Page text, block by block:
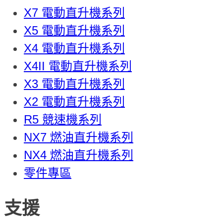
X7 電動直升機系列
X5 電動直升機系列
X4 電動直升機系列
X4II 電動直升機系列
X3 電動直升機系列
X2 電動直升機系列
R5 競速機系列
NX7 燃油直升機系列
NX4 燃油直升機系列
零件專區
支援